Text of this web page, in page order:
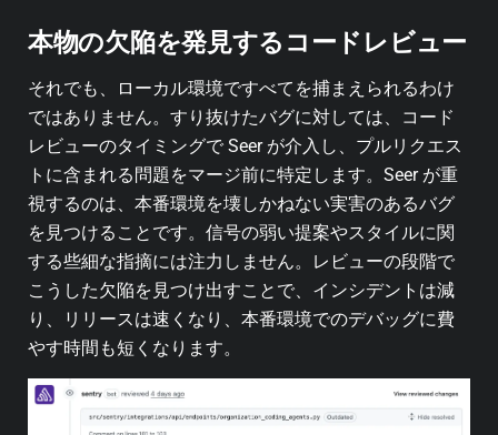
本物の欠陥を発見するコードレビュー
それでも、ローカル環境ですべてを捕まえられるわけ
ではありません。すり抜けたバグに対しては、コード
レビューのタイミングで Seer が介入し、プルリクエス
トに含まれる問題をマージ前に特定します。Seer が重
視するのは、本番環境を壊しかねない実害のあるバグ
を見つけることです。信号の弱い提案やスタイルに関
する些細な指摘には注力しません。レビューの段階で
こうした欠陥を見つけ出すことで、インシデントは減
り、リリースは速くなり、本番環境でのデバッグに費
やす時間も短くなります。